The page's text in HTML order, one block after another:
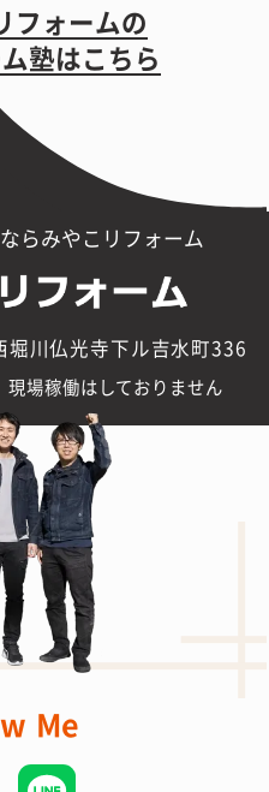
フォームの
塾はこちら
らみやこリフォーム
川仏光寺下ル吉水町336
現場稼働はしておりません
Me